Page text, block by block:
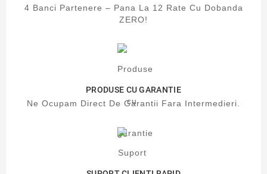
4 Banci Partenere – Pana La 12 Rate Cu Dobanda
ZERO!
PRODUSE CU GARANTIE
Ne Ocupam Direct De Garantii Fara Intermedieri.